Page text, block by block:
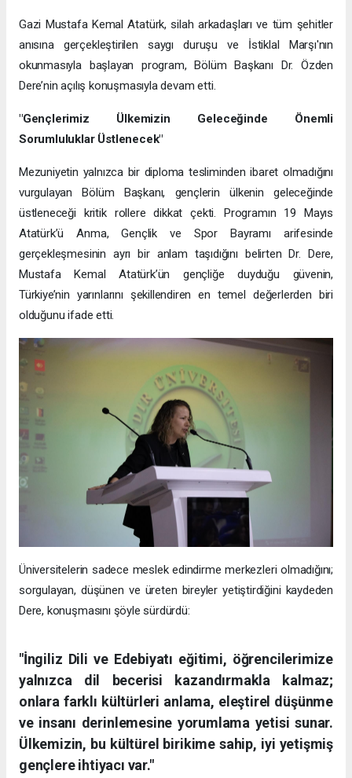
Gazi Mustafa Kemal Atatürk, silah arkadaşları ve tüm şehitler
anısına gerçekleştirilen saygı duruşu ve İstiklal Marşı'nın
okunmasıyla başlayan program, Bölüm Başkanı Dr. Özden
Dere’nin açılış konuşmasıyla devam etti.
"Gençlerimiz Ülkemizin Geleceğinde Önemli
Sorumluluklar Üstlenecek"
Mezuniyetin yalnızca bir diploma tesliminden ibaret olmadığını
vurgulayan Bölüm Başkanı, gençlerin ülkenin geleceğinde
üstleneceği kritik rollere dikkat çekti. Programın 19 Mayıs
Atatürk’ü Anma, Gençlik ve Spor Bayramı arifesinde
gerçekleşmesinin ayrı bir anlam taşıdığını belirten Dr. Dere,
Mustafa Kemal Atatürk’ün gençliğe duyduğu güvenin,
Türkiye’nin yarınlarını şekillendiren en temel değerlerden biri
olduğunu ifade etti.
Üniversitelerin sadece meslek edindirme merkezleri olmadığını;
sorgulayan, düşünen ve üreten bireyler yetiştirdiğini kaydeden
Dere, konuşmasını şöyle sürdürdü:
"İngiliz Dili ve Edebiyatı eğitimi, öğrencilerimize
yalnızca dil becerisi kazandırmakla kalmaz;
onlara farklı kültürleri anlama, eleştirel düşünme
ve insanı derinlemesine yorumlama yetisi sunar.
Ülkemizin, bu kültürel birikime sahip, iyi yetişmiş
gençlere ihtiyacı var."